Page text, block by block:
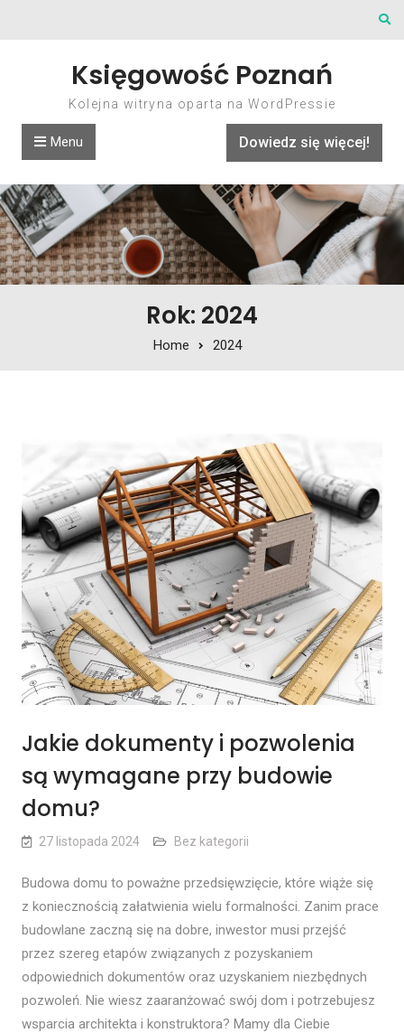
Księgowość Poznań
Kolejna witryna oparta na WordPressie
Dowiedz się więcej!
Menu
Rok: 2024
Home 2024
Jakie dokumenty i pozwolenia
są wymagane przy budowie
domu?
27 listopada 2024 Bez kategorii
Budowa domu to poważne przedsięwzięcie, które wiąże się
z koniecznością załatwienia wielu formalności. Zanim prace
budowlane zaczną się na dobre, inwestor musi przejść
przez szereg etapów związanych z pozyskaniem
odpowiednich dokumentów oraz uzyskaniem niezbędnych
pozwoleń. Nie wiesz zaaranżować swój dom i potrzebujesz
wsparcia architekta i konstruktora? Mamy dla Ciebie